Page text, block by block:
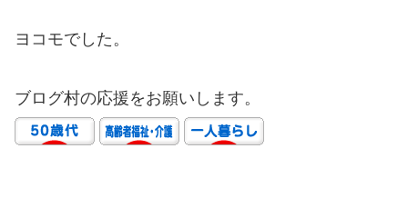
ヨコモでした。
ブログ村の応援をお願いします。